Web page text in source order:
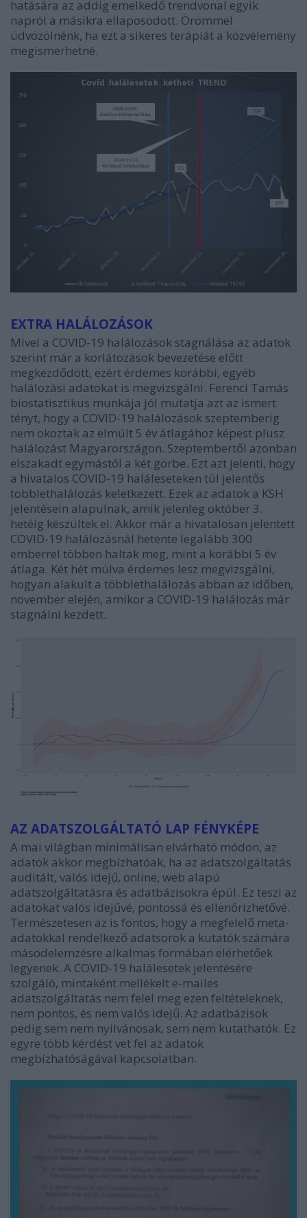
hatására az addig emelkedő trendvonal egyik
napról a másikra ellaposodott. Örömmel
üdvözölnénk, ha ezt a sikeres terápiát a közvélemény
megismerhetné.
EXTRA HALÁLOZÁSOK
Mivel a COVID-19 halálozások stagnálása az adatok
szerint már a korlátozások bevezetése előtt
megkezdődött, ezért érdemes korábbi, egyéb
halálozási adatokat is megvizsgálni. Ferenci Tamás
biostatisztikus munkája jól mutatja azt az ismert
tényt, hogy a COVID-19 halálozások szeptemberig
nem okoztak az elmúlt 5 év átlagához képest plusz
halálozást Magyarországon. Szeptembertől azonban
elszakadt egymástól a két görbe. Ezt azt jelenti, hogy
a hivatalos COVID-19 haláleseteken túl jelentős
többlethalálozás keletkezett. Ezek az adatok a KSH
jelentésein alapulnak, amik jelenleg október 3.
hetéig készültek el. Akkor már a hivatalosan jelentett
COVID-19 halálozásnál hetente legalább 300
emberrel többen haltak meg, mint a korábbi 5 év
átlaga. Két hét múlva érdemes lesz megvizsgálni,
hogyan alakult a többlethalálozás abban az időben,
november elején, amikor a COVID-19 halálozás már
stagnálni kezdett.
AZ ADATSZOLGÁLTATÓ LAP FÉNYKÉPE
A mai világban minimálisan elvárható módon, az
adatok akkor megbízhatóak, ha az adatszolgáltatás
auditált, valós idejű, online, web alapú
adatszolgáltatásra és adatbázisokra épül. Ez teszi az
adatokat valós idejűvé, pontossá és ellenőrizhetővé.
Természetesen az is fontos, hogy a megfelelő meta-
adatokkal rendelkező adatsorok a kutatók számára
másodelemzésre alkalmas formában elérhetőek
legyenek. A COVID-19 halálesetek jelentésére
szolgáló, mintaként mellékelt e-mailes
adatszolgáltatás nem felel meg ezen feltételeknek,
nem pontos, és nem valós idejű. Az adatbázisok
pedig sem nem nyilvánosak, sem nem kutathatók. Ez
egyre több kérdést vet fel az adatok
megbízhatóságával kapcsolatban.